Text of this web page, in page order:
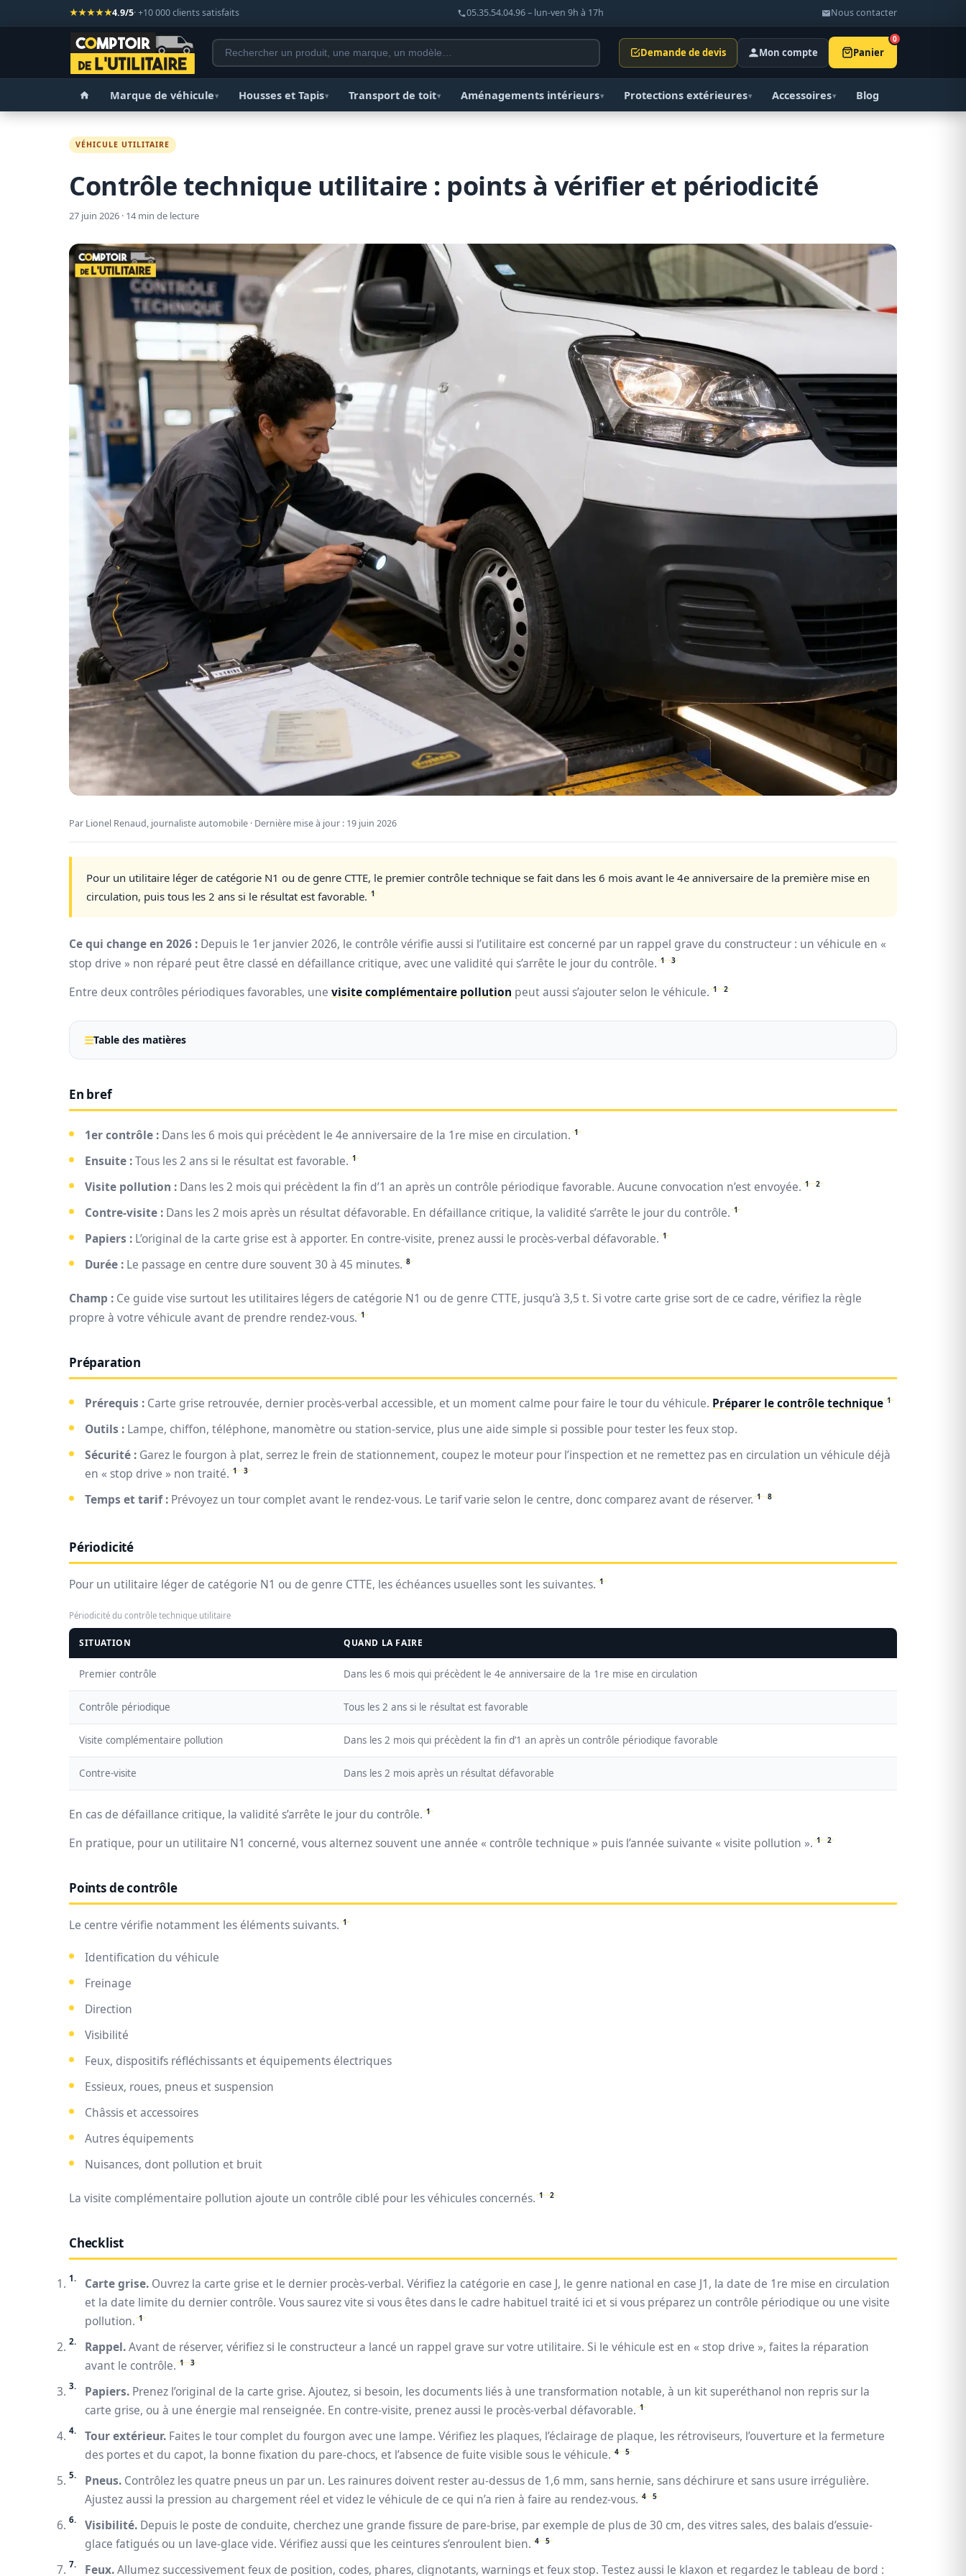
★★★★★4.9/5· +10 000 clients satisfaits 05.35.54.04.96 – lun-ven 9h à 17h Nous contacter
Demande de devis Mon compte Panier
0
Marque de véhicule▾ Housses et Tapis▾ Transport de toit▾ Aménagements intérieurs▾ Protections extérieures▾ Accessoires▾ Blog
VÉHICULE UTILITAIRE
Contrôle technique utilitaire : points à vérifier et périodicité
27 juin 2026 · 14 min de lecture
Par Lionel Renaud, journaliste automobile · Dernière mise à jour : 19 juin 2026
Pour un utilitaire léger de catégorie N1 ou de genre CTTE, le premier contrôle technique se fait dans les 6 mois avant le 4e anniversaire de la première mise en
circulation, puis tous les 2 ans si le résultat est favorable. 1
Ce qui change en 2026 : Depuis le 1er janvier 2026, le contrôle vérifie aussi si l’utilitaire est concerné par un rappel grave du constructeur : un véhicule en «
stop drive » non réparé peut être classé en défaillance critique, avec une validité qui s’arrête le jour du contrôle. 1 3
Entre deux contrôles périodiques favorables, une visite complémentaire pollution peut aussi s’ajouter selon le véhicule. 1 2
Table des matières
En bref
1er contrôle : Dans les 6 mois qui précèdent le 4e anniversaire de la 1re mise en circulation. 1
Ensuite :Tous les 2 ans si le résultat est favorable. 1
Visite pollution : Dans les 2 mois qui précèdent la fin d’1 an après un contrôle périodique favorable. Aucune convocation n’est envoyée. 1 2
Contre-visite : Dans les 2 mois après un résultat défavorable. En défaillance critique, la validité s’arrête le jour du contrôle. 1
Papiers : L’original de la carte grise est à apporter. En contre-visite, prenez aussi le procès-verbal défavorable. 1
Durée : Le passage en centre dure souvent 30 à 45 minutes. 8
Champ : Ce guide vise surtout les utilitaires légers de catégorie N1 ou de genre CTTE, jusqu’à 3,5 t. Si votre carte grise sort de ce cadre, vérifiez la règle
propre à votre véhicule avant de prendre rendez-vous. 1
Préparation
Prérequis : Carte grise retrouvée, dernier procès-verbal accessible, et un moment calme pour faire le tour du véhicule. Préparer le contrôle technique 1
Outils : Lampe, chiffon, téléphone, manomètre ou station-service, plus une aide simple si possible pour tester les feux stop.
Sécurité : Garez le fourgon à plat, serrez le frein de stationnement, coupez le moteur pour l’inspection et ne remettez pas en circulation un véhicule déjà
en « stop drive » non traité. 1 3
Temps et tarif : Prévoyez un tour complet avant le rendez-vous. Le tarif varie selon le centre, donc comparez avant de réserver. 1 8
Périodicité
Pour un utilitaire léger de catégorie N1 ou de genre CTTE, les échéances usuelles sont les suivantes. 1
Périodicité du contrôle technique utilitaire
SITUATION QUAND LA FAIRE
Premier contrôle Dans les 6 mois qui précèdent le 4e anniversaire de la 1re mise en circulation
Contrôle périodique Tous les 2 ans si le résultat est favorable
Visite complémentaire pollution Dans les 2 mois qui précèdent la fin d’1 an après un contrôle périodique favorable
Contre-visite Dans les 2 mois après un résultat défavorable
En cas de défaillance critique, la validité s’arrête le jour du contrôle. 1
En pratique, pour un utilitaire N1 concerné, vous alternez souvent une année « contrôle technique » puis l’année suivante « visite pollution ». 1 2
Points de contrôle
Le centre vérifie notamment les éléments suivants. 1
Identification du véhicule
Freinage
Direction
Visibilité
Feux, dispositifs réfléchissants et équipements électriques
Essieux, roues, pneus et suspension
Châssis et accessoires
Autres équipements
Nuisances, dont pollution et bruit
La visite complémentaire pollution ajoute un contrôle ciblé pour les véhicules concernés. 1 2
Checklist
Carte grise. Ouvrez la carte grise et le dernier procès-verbal. Vérifiez la catégorie en case J, le genre national en case J1, la date de 1re mise en circulation
et la date limite du dernier contrôle. Vous saurez vite si vous êtes dans le cadre habituel traité ici et si vous préparez un contrôle périodique ou une visite
pollution. 1
Rappel.Avant de réserver, vérifiez si le constructeur a lancé un rappel grave sur votre utilitaire. Si le véhicule est en « stop drive », faites la réparation
avant le contrôle. 1 3
Papiers. Prenez l’original de la carte grise. Ajoutez, si besoin, les documents liés à une transformation notable, à un kit superéthanol non repris sur la
carte grise, ou à une énergie mal renseignée. En contre-visite, prenez aussi le procès-verbal défavorable. 1
Tour extérieur. Faites le tour complet du fourgon avec une lampe. Vérifiez les plaques, l’éclairage de plaque, les rétroviseurs, l’ouverture et la fermeture
des portes et du capot, la bonne fixation du pare-chocs, et l’absence de fuite visible sous le véhicule. 4 5
Pneus. Contrôlez les quatre pneus un par un. Les rainures doivent rester au-dessus de 1,6 mm, sans hernie, sans déchirure et sans usure irrégulière.
Ajustez aussi la pression au chargement réel et videz le véhicule de ce qui n’a rien à faire au rendez-vous. 4 5
Visibilité. Depuis le poste de conduite, cherchez une grande fissure de pare-brise, par exemple de plus de 30 cm, des vitres sales, des balais d’essuie-
glace fatigués ou un lave-glace vide. Vérifiez aussi que les ceintures s’enroulent bien. 4 5
Feux.Allumez successivement feux de position, codes, phares, clignotants, warnings et feux stop. Testez aussi le klaxon et regardez le tableau de bord :